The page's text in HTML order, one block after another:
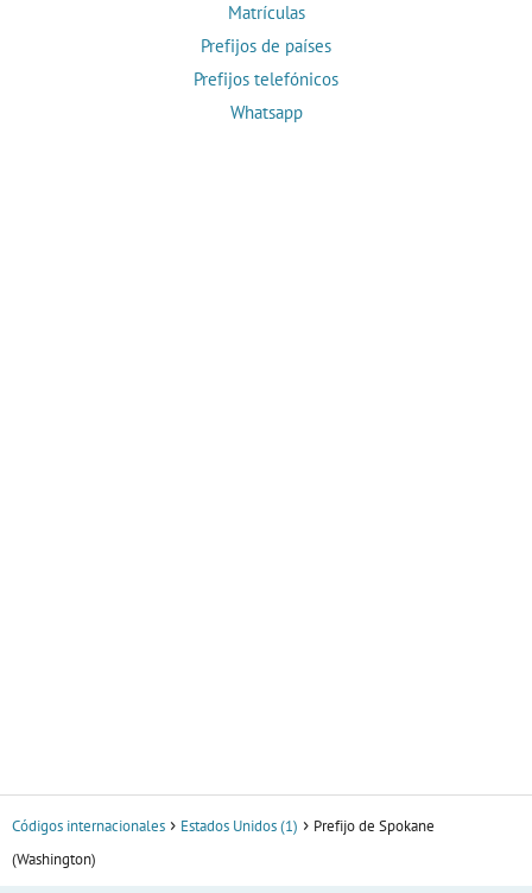
Matrículas
Prefijos de países
Prefijos telefónicos
Whatsapp
Códigos internacionales Estados Unidos (1)
Prefijo de Spokane
(Washington)